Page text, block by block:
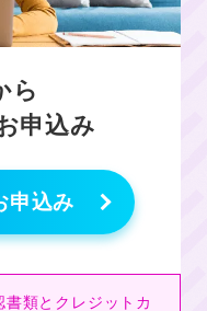
ら
申込み
申込み
類とクレジットカ